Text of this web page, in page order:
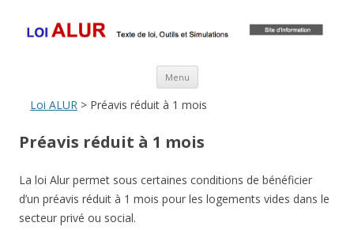
Loi ALUR
ALUR
Menu Aller au contenu principal
Loi ALUR > Préavis réduit à 1 mois
Préavis réduit à 1 mois
La loi Alur permet sous certaines conditions de bénéficier
d’un préavis réduit à 1 mois pour les logements vides dans le
secteur privé ou social.